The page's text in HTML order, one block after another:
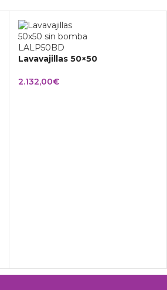
Lavavajillas 50×50
2.132,00€